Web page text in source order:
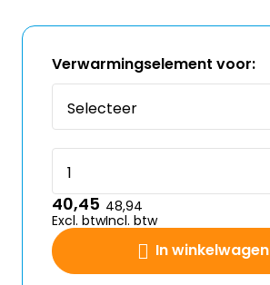
Verwarmingselement voor:
In winkelwagen
40,45
Excl. btw
48,94
Incl. btw